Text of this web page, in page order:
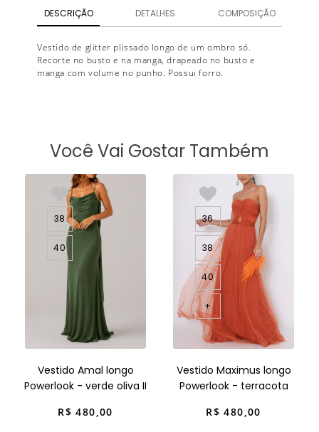
DESCRIÇÃO DETALHES COMPOSIÇÃO
Vestido de glitter plissado longo de um ombro só.
Recorte no busto e na manga, drapeado no busto e
manga com volume no punho. Possui forro.
Você Vai Gostar Também
38
40
Vestido Amal longo
Powerlook - verde oliva II
R$ 480,00
36
38
40
+
Vestido Maximus longo
Powerlook - terracota
R$ 480,00